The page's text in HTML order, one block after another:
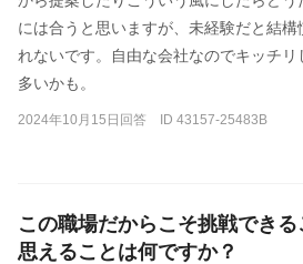
には合うと思いますが、未経験だと結
れないです。自由な会社なのでキッチ
多いかも。
2024年10月15日回答 ID 43157-25483B
この職場だからこそ挑戦でき
思えることは何ですか？